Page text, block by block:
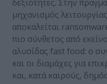
δεξιότητες. Στην
μηχανισμός
αποκαλείται
πιο σύνθετος από
αλυσίδας fast food: ο
και οι διαμάχες για
και, κατά καιρούς,